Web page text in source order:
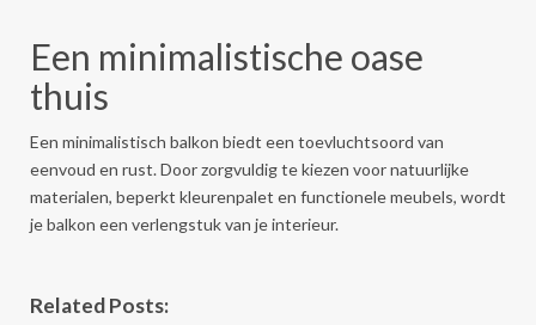
Een minimalistische oase
thuis
Een minimalistisch balkon biedt een toevluchtsoord van
eenvoud en rust. Door zorgvuldig te kiezen voor natuurlijke
materialen, beperkt kleurenpalet en functionele meubels, wordt
je balkon een verlengstuk van je interieur.
Related Posts: